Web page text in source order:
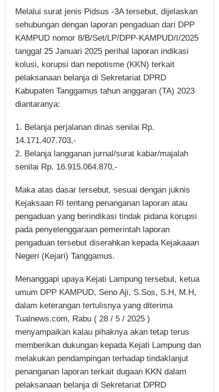
Melalui surat jenis Pidsus -3A tersebut, dijelaskan
sehubungan dengan laporan pengaduan dari DPP
KAMPUD nomor 8/B/Set/LP/DPP-KAMPUD/I/2025
tanggal 25 Januari 2025 perihal laporan indikasi
kolusi, korupsi dan nepotisme (KKN) terkait
pelaksanaan belanja di Sekretariat DPRD
Kabupaten Tanggamus tahun anggaran (TA) 2023
diantaranya:
1. Belanja perjalanan dinas senilai Rp.
14.171.407.703,-
2. Belanja langganan jurnal/surat kabar/majalah
senilai Rp. 16.915.064.870,-
Maka atas dasar tersebut, sesuai dengan juknis
Kejaksaan RI tentang penanganan laporan atau
pengaduan yang berindikasi tindak pidana korupsi
pada penyelenggaraan pemerintah laporan
pengaduan tersebut diserahkan kepada Kejakaaan
Negeri (Kejari) Tanggamus.
Menanggapi upaya Kejati Lampung tersebut, ketua
umum DPP KAMPUD, Seno Aji, S.Sos, S.H, M.H,
dalam keterangan tertulisnya yang diterima
Tualnews.com, Rabu ( 28 / 5 / 2025 )
menyampaikan kalau pihaknya akan tetap terus
memberikan dukungan kepada Kejati Lampung dan
melakukan pendampingan terhadap tindaklanjut
penanganan laporan terkait dugaan KKN dalam
pelaksanaan belanja di Sekretariat DPRD